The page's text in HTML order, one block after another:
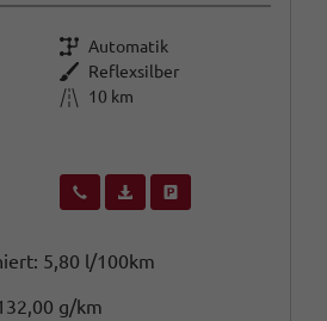
Getriebe Automatik
Außenfarbe
Reflexsilber
Kilometerstand
10 km
Wir rufen Sie anFahrzeugexposé (PDF)
5,80 l/100km
g/km